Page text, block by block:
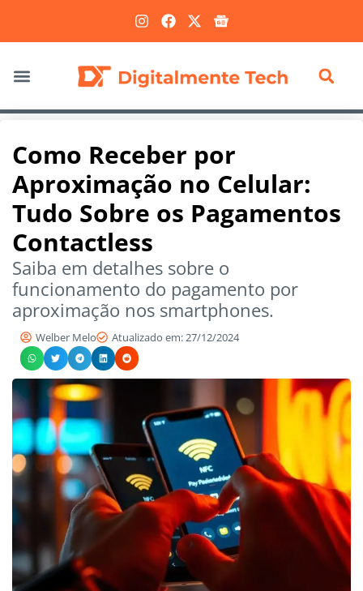
Como Receber por
Aproximação no Celular:
Tudo Sobre os Pagamentos
Contactless
Saiba em detalhes sobre o
funcionamento do pagamento por
aproximação nos smartphones.
Welber Melo Atualizado em: 27/12/2024